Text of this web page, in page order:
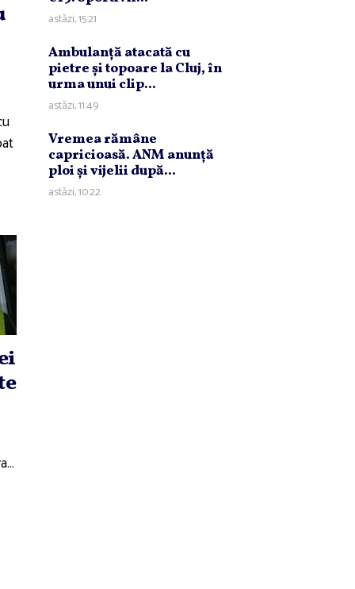
astăzi, 15:21
Ambulanţă atacată cu
pietre şi topoare la Cluj, în
urma unui clip...
astăzi, 11:49
Vremea rămâne
capricioasă. ANM anunţă
ploi şi vijelii după...
astăzi, 10:22